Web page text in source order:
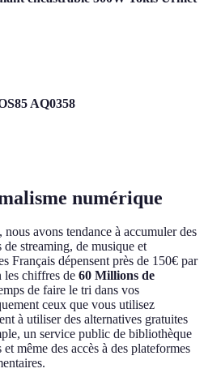
AQ0358
numérique
avons tendance à accumuler des
streaming, de musique et
Français dépensent près de 150€ par
les chiffres de 60 Millions de
de faire le tri dans vos
ceux que vous utilisez
à utiliser des alternatives gratuites
un service public de bibliothèque
même des accès à des plateformes